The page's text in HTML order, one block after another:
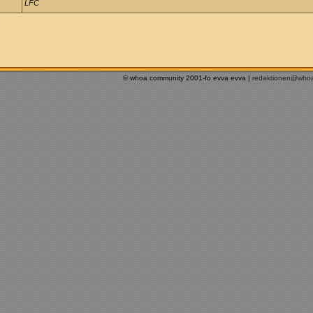
LFC
© whoa community 2001-fo evva evva |